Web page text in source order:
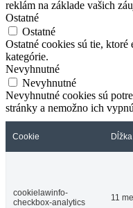
reklám na základe vašich
Ostatné
Ostatné
Ostatné cookies sú tie, ktoré
kategórie.
Nevyhnutné
Nevyhnutné
Nevyhnutné cookies sú
stránky a nemožno ich
Cookie
cookielawinfo-
checkbox-analytics
11